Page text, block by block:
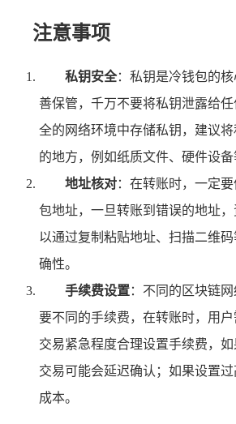
注意事项
私钥安全：私钥是冷钱包的
善保管，千万不要将私钥泄露给
全的网络环境中存储私钥，建议
的地方，例如纸质文件、硬件设备
地址核对：在转账时，一定
包地址，一旦转账到错误的地址
以通过复制粘贴地址、扫描二维
确性。
手续费设置：不同的区块链
要不同的手续费，在转账时，用
交易紧急程度合理设置手续费，如
交易可能会延迟确认；如果设置
成本。